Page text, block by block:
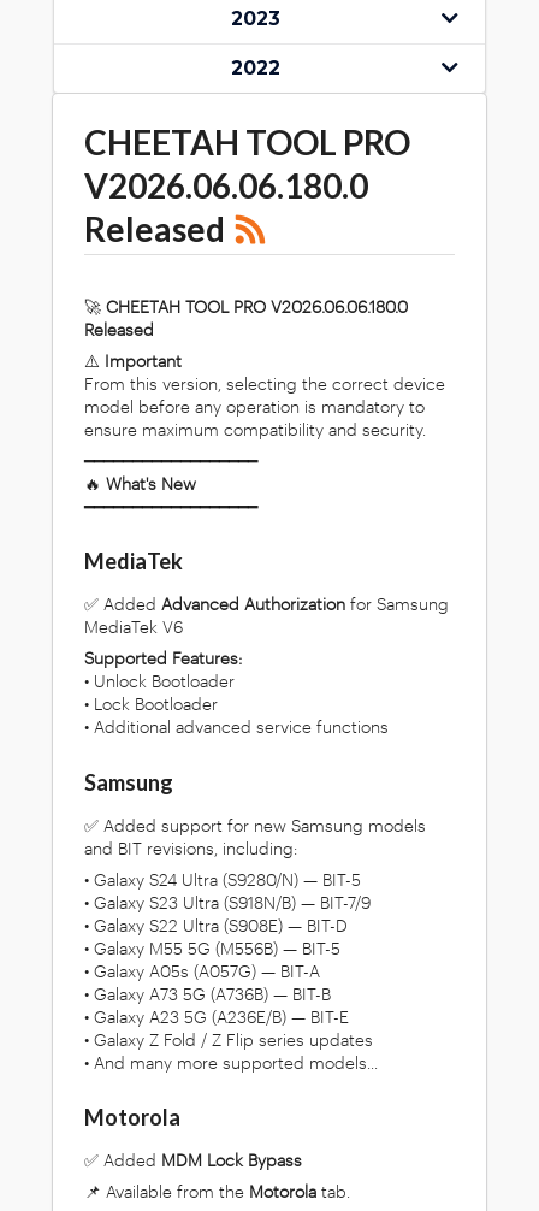
2023
2022
CHEETAH TOOL PRO
V2026.06.06.180.0
Released
🚀 CHEETAH TOOL PRO V2026.06.06.180.0
Released
⚠️ Important
From this version, selecting the correct device
model before any operation is mandatory to
ensure maximum compatibility and security.
━━━━━━━━━━━━━━━━━━
🔥 What's New
━━━━━━━━━━━━━━━━━━
MediaTek
✅ Added Advanced Authorization for Samsung
MediaTek V6
Supported Features:
• Unlock Bootloader
• Lock Bootloader
• Additional advanced service functions
Samsung
✅ Added support for new Samsung models
and BIT revisions, including:
• Galaxy S24 Ultra (S9280/N) — BIT-5
• Galaxy S23 Ultra (S918N/B) — BIT-7/9
• Galaxy S22 Ultra (S908E) — BIT-D
• Galaxy M55 5G (M556B) — BIT-5
• Galaxy A05s (A057G) — BIT-A
• Galaxy A73 5G (A736B) — BIT-B
• Galaxy A23 5G (A236E/B) — BIT-E
• Galaxy Z Fold / Z Flip series updates
• And many more supported models...
Motorola
✅ Added MDM Lock Bypass
📌 Available from the Motorola tab.